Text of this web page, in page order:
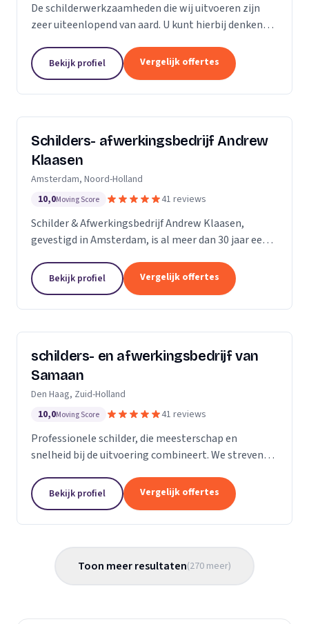
De schilderwerkzaamheden die wij uitvoeren zijn
zeer uiteenlopend van aard. U kunt hierbij denken
bedrijfspanden en overig onroerend goed. Het
maakt...
Bekijk profiel Vergelijk offertes
Schilders- afwerkingsbedrijf Andrew
Klaasen
Amsterdam, Noord-Holland
10,0Moving Score 41 reviews
Schilder & Afwerkingsbedrijf Andrew Klaasen,
gevestigd in Amsterdam, is al meer dan 30 jaar een
van ervaren professionals brengt kleur en leven in...
Bekijk profiel Vergelijk offertes
schilders- en afwerkingsbedrijf van
Samaan
Den Haag, Zuid-Holland
10,0Moving Score 41 reviews
Professionele schilder, die meesterschap en
snelheid bij de uitvoering combineert. We streven
flexibiliteit, onderscheidende kwaliteit en
concurrerende...
Bekijk profiel Vergelijk offertes
Toon meer resultaten(270 meer)